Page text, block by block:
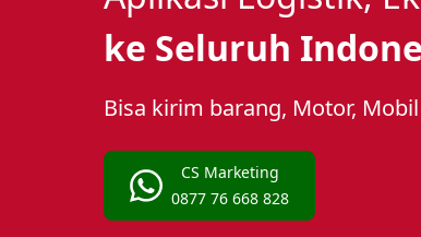
ke Seluruh
Bisa kirim barang, Motor,
CS Marketing
0877 76 668 828